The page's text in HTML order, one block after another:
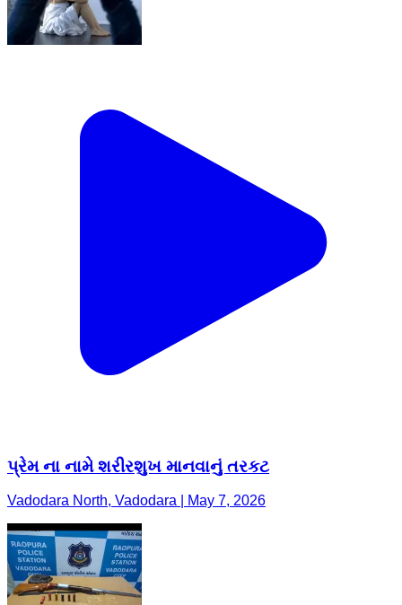
પ્રેમ ના નામે શરીરશુખ માનવાનું તરકટ
Vadodara North, Vadodara | May 7, 2026